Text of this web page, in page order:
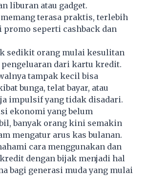
liburan atau gadget.
terasa praktis, terlebih
promo seperti cashback dan
sedikit orang mulai kesulitan
dari kartu kredit.
tampak kecil bisa
bunga, telat bayar, atau
impulsif yang tidak disadari.
ekonomi yang belum
banyak orang kini semakin
mengatur arus kas bulanan.
cara menggunakan dan
dengan bijak menjadi hal
bagi generasi muda yang mulai